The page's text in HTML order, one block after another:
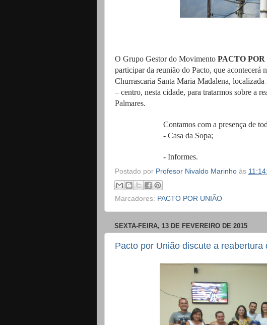
O Grupo Gestor do Movimento PACTO
participar da reunião do Pacto, que acontecerá
Churrascaria Santa Maria Madalena,
– centro, nesta cidade, para tratarmos sobre a
Palmares.
Contamos com a presença de todos,
- Casa da Sopa;
- Informes.
Postado por Profesor Nivaldo Marinho às
Marcadores: PACTO POR UNIÃO
SEXTA-FEIRA, 13 DE FEVEREIRO DE 2015
Pacto por União discute a reabertura